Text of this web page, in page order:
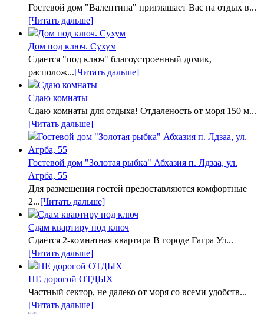
Гостевой дом "Валентина" приглашает Вас на отдых в...
[Читать дальше]
Дом под ключ. Сухум
Сдается "под ключ" благоустроенный домик,
располож...[Читать дальше]
Сдаю комнаты
Сдаю комнаты для отдыха! Отдаленость от моря 150 м...
[Читать дальше]
Гостевой дом "Золотая рыбка" Абхазия п. Лдзаа, ул.
Агрба, 55
Для размещения гостей предоставляются комфортные
2...[Читать дальше]
Сдам квартиру под ключ
Сдаётся 2-комнатная квартира В городе Гагра Ул...
[Читать дальше]
НЕ дорогой ОТДЫХ
Частный сектор, не далеко от моря со всеми удобств...
[Читать дальше]